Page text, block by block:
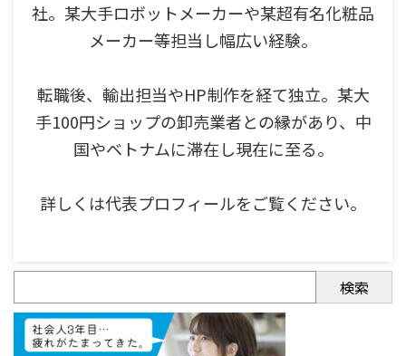
社。某大手ロボットメーカーや某超有名化粧品
メーカー等担当し幅広い経験。
転職後、輸出担当やHP制作を経て独立。某大
手100円ショップの卸売業者との縁があり、中
国やベトナムに滞在し現在に至る。
詳しくは代表プロフィールをご覧ください。
検索